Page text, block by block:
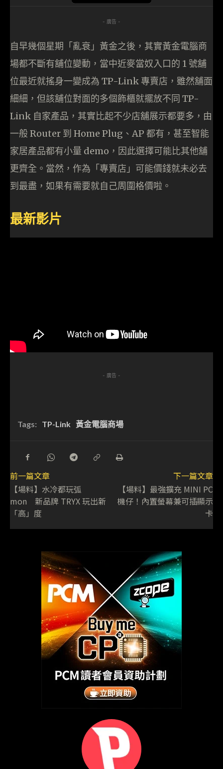
- 廣告 -
自早幾個星期「亂衰」黃金之後，其實黃金電腦商
場都不斷有舖位變動，當中近麥當奴入口的 1 號舖
位最近就搖身一變成為 TP-Link 專賣店，雖然舖面
細細，但該舖位對面的多個飾櫃就擺放不同 TP-
Link 自家產品，其實比起不少店舖展示都要多，由
一般 Router 到 Home Plug、AP 都有，甚至智能
家居產品都有小量 demo，因此選擇可能比其他舖
更齊全。當然，作為「專賣店」可能價錢就未必去
到最盡，如果有需要就自己周圍格價啦。
最新影片
- 廣告 -
Tags: TP-Link 黃金電腦商場
前一篇文章
【場料】水冷都玩弧
mon 新品牌 TRYX 玩出新
「高」度
下一篇文章
【場料】最強擴充 MINI PC
機仔！內置螢幕兼可插顯示
卡